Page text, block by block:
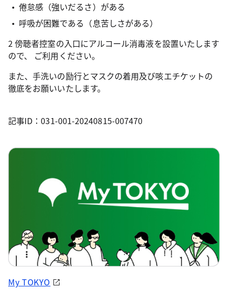
倦怠感（強いだるさ）がある
呼吸が困難である（息苦しさがある）
2 傍聴者控室の入口にアルコール消毒液を設置いたします
ので、 ご利用ください。
また、手洗いの励行とマスクの着用及び咳エチケットの
徹底をお願いいたします。
記事ID：031-001-20240815-007470
My TOKYO